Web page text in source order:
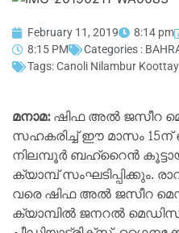
February 11, 2019 8:14 pm
8:15 PM
Categories :
Tags:Canoli Nilambur
മനാമ:ഷിഫ അൽ ജസീറ
സഹകരിച്ച് ഈ മാസം 15ന്
നിലമ്പൂർ ബഹ്‌റൈൻ
ക്യാമ്പ് സംഘടിപ്പിക്കും.
വരെ ഷിഫ അൽ ജസീറ
ക്യാമ്പിൽ ജനറൽ